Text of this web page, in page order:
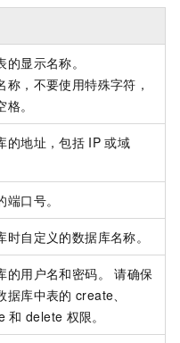
显示名称。
称，不要使用特殊字符，
。
的地址，包括 IP 或域
口号。
自定义的数据库名称。
的用户名和密码。 请确保
据库中表的 create、
和 delete 权限。